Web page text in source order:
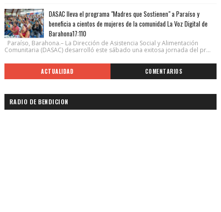
DASAC lleva el programa "Madres que Sostienen" a Paraíso y
beneficia a cientos de mujeres de la comunidad La Voz Digital de
Barahona17:110
Paraíso, Barahona.– La Dirección de Asistencia Social y Alimentación
Comunitaria (DASAC) desarrolló este sábado una exitosa jornada del pr...
ACTUALIDAD COMENTARIOS
RADIO DE BENDICION